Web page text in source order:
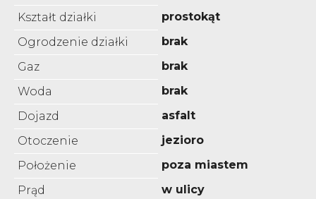
Kształt działki
prostokąt
Ogrodzenie działki
brak
Gaz
brak
Woda
brak
Dojazd
asfalt
Otoczenie
jezioro
Położenie
poza miastem
Prąd
w ulicy